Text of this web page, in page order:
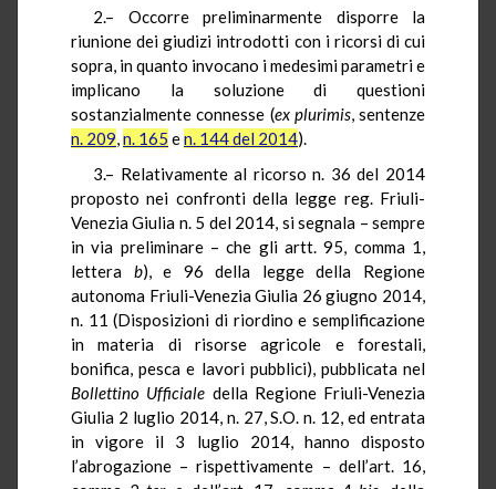
2.– Occorre preliminarmente disporre la
riunione dei giudizi introdotti con i ricorsi di cui
sopra, in quanto invocano i medesimi parametri e
implicano la soluzione di questioni
sostanzialmente connesse (ex plurimis, sentenze
n. 209,n. 165 en. 144 del 2014).
3.– Relativamente al ricorso n. 36 del 2014
proposto nei confronti della legge reg. Friuli-
Venezia Giulia n. 5 del 2014, si segnala – sempre
in via preliminare – che gli artt. 95, comma 1,
lettera b), e 96 della legge della Regione
autonoma Friuli-Venezia Giulia 26 giugno 2014,
n. 11 (Disposizioni di riordino e semplificazione
in materia di risorse agricole e forestali,
bonifica, pesca e lavori pubblici), pubblicata nel
Bollettino Ufficiale della Regione Friuli-Venezia
Giulia 2 luglio 2014, n. 27, S.O. n. 12, ed entrata
in vigore il 3 luglio 2014, hanno disposto
l’abrogazione – rispettivamente – dell’art. 16,